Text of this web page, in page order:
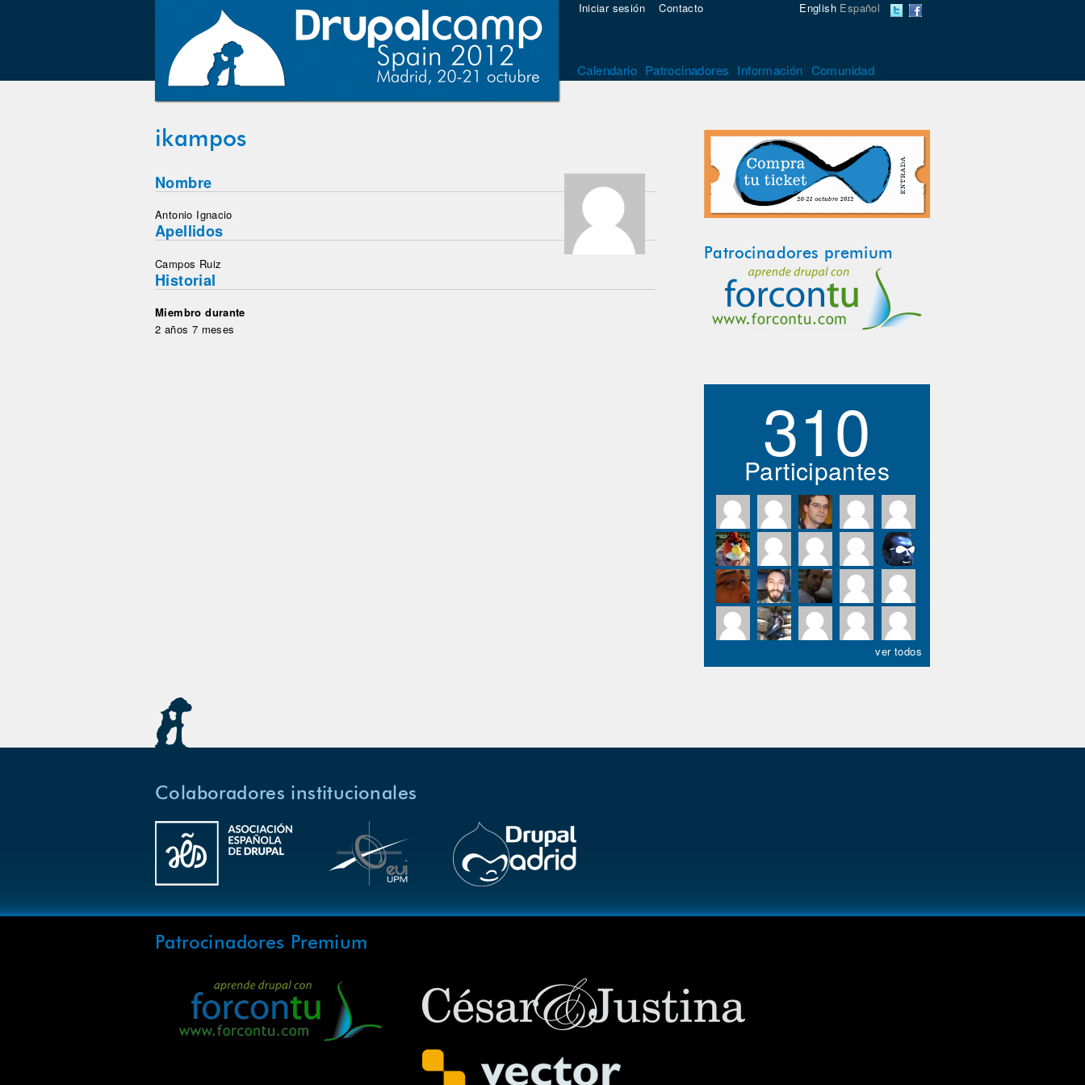
English Español
Iniciar sesión Contacto
Calendario Patrocinadores Información Comunidad
ikampos
Nombre
Antonio Ignacio
Apellidos
Campos Ruiz
Historial
Miembro durante
2 años 7 meses
Patrocinadores premium
310
Participantes
ver todos
Colaboradores institucionales
Patrocinadores Premium